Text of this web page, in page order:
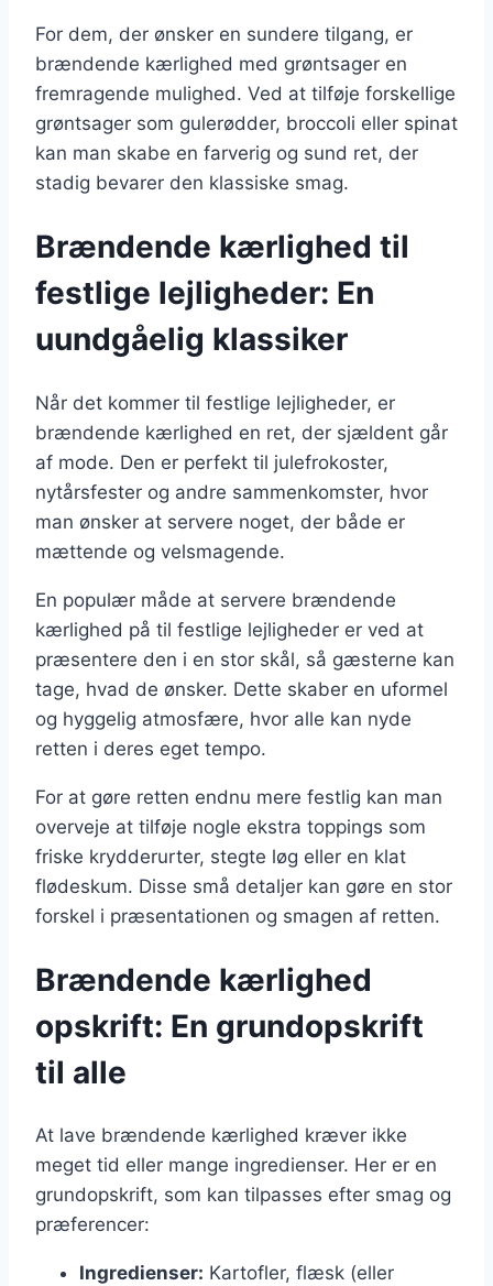
For dem, der ønsker en sundere tilgang, er
brændende kærlighed med grøntsager en
fremragende mulighed. Ved at tilføje forskellige
grøntsager som gulerødder, broccoli eller spinat
kan man skabe en farverig og sund ret, der
stadig bevarer den klassiske smag.
Brændende kærlighed til
festlige lejligheder: En
uundgåelig klassiker
Når det kommer til festlige lejligheder, er
brændende kærlighed en ret, der sjældent går
af mode. Den er perfekt til julefrokoster,
nytårsfester og andre sammenkomster, hvor
man ønsker at servere noget, der både er
mættende og velsmagende.
En populær måde at servere brændende
kærlighed på til festlige lejligheder er ved at
præsentere den i en stor skål, så gæsterne kan
tage, hvad de ønsker. Dette skaber en uformel
og hyggelig atmosfære, hvor alle kan nyde
retten i deres eget tempo.
For at gøre retten endnu mere festlig kan man
overveje at tilføje nogle ekstra toppings som
friske krydderurter, stegte løg eller en klat
flødeskum. Disse små detaljer kan gøre en stor
forskel i præsentationen og smagen af retten.
Brændende kærlighed
opskrift: En grundopskrift
til alle
At lave brændende kærlighed kræver ikke
meget tid eller mange ingredienser. Her er en
grundopskrift, som kan tilpasses efter smag og
præferencer:
Ingredienser: Kartofler, flæsk (eller